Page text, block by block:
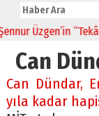
Üzgen’in
Can
Can Dündar,
yıla kadar